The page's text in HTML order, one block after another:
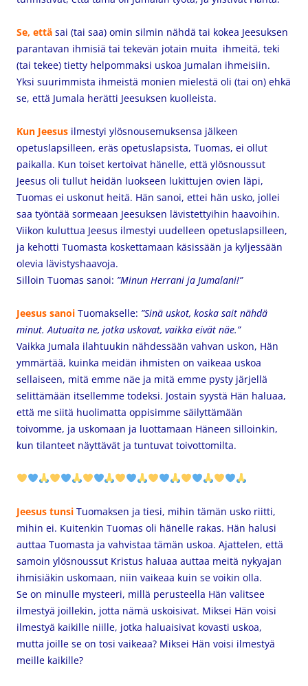
Se, että sai (tai saa) omin silmin nähdä tai kokea Jeesuksen
parantavan ihmisiä tai tekevän jotain muita ihmeitä, teki
(tai tekee) tietty helpommaksi uskoa Jumalan ihmeisiin.
Yksi suurimmista ihmeistä monien mielestä oli (tai on) ehkä
se, että Jumala herätti Jeesuksen kuolleista.
Kun Jeesus ilmestyi ylösnousemuksensa jälkeen
opetuslapsilleen, eräs opetuslapsista, Tuomas, ei ollut
paikalla. Kun toiset kertoivat hänelle, että ylösnoussut
Jeesus oli tullut heidän luokseen lukittujen ovien läpi,
Tuomas ei uskonut heitä. Hän sanoi, ettei hän usko, jollei
saa työntää sormeaan Jeesuksen lävistettyihin haavoihin.
Viikon kuluttua Jeesus ilmestyi uudelleen opetuslapsilleen,
ja kehotti Tuomasta koskettamaan käsissään ja kyljessään
olevia lävistyshaavoja.
Silloin Tuomas sanoi: ”Minun Herrani ja Jumalani!”
Jeesus sanoi Tuomakselle: ”Sinä uskot, koska sait nähdä
minut. Autuaita ne, jotka uskovat, vaikka eivät näe.”
Vaikka Jumala ilahtuukin nähdessään vahvan uskon, Hän
ymmärtää, kuinka meidän ihmisten on vaikeaa uskoa
sellaiseen, mitä emme näe ja mitä emme pysty järjellä
selittämään itsellemme todeksi. Jostain syystä Hän haluaa,
että me siitä huolimatta oppisimme säilyttämään
toivomme, ja uskomaan ja luottamaan Häneen silloinkin,
kun tilanteet näyttävät ja tuntuvat toivottomilta.
Jeesus tunsi Tuomaksen ja tiesi, mihin tämän usko riitti,
mihin ei. Kuitenkin Tuomas oli hänelle rakas. Hän halusi
auttaa Tuomasta ja vahvistaa tämän uskoa. Ajattelen, että
samoin ylösnoussut Kristus haluaa auttaa meitä nykyajan
ihmisiäkin uskomaan, niin vaikeaa kuin se voikin olla.
Se on minulle mysteeri, millä perusteella Hän valitsee
ilmestyä joillekin, jotta nämä uskoisivat. Miksei Hän voisi
ilmestyä kaikille niille, jotka haluaisivat kovasti uskoa,
mutta joille se on tosi vaikeaa? Miksei Hän voisi ilmestyä
meille kaikille?